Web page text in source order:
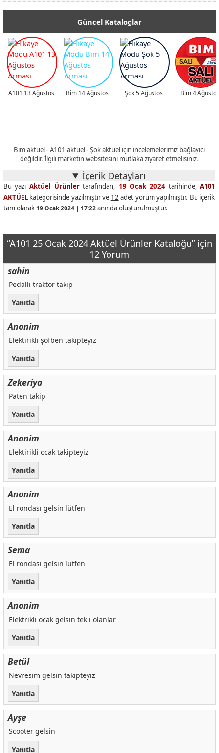
Güncel Kataloglar
A101 13 Ağustos Bim 14 Ağustos Şok 5 Ağustos Bim 4 Ağustos
Bim aktüel - A101 aktüel - Şok aktüel için incelemelerimiz bağlayıcı
değildir. İlgili marketin websitesini mutlaka ziyaret etmelisiniz.
İçerik Detayları
Bu yazı Aktüel Ürünlertarafından, 19 Ocak 2024tarihinde,A101
AKTÜELkategorisinde yazılmıştır ve 12 adet yorum yapılmıştır. Bu içerik
tam olarak 19 Ocak 2024 | 17:22anında oluşturulmuştur.
“A101 25 Ocak 2024 Aktüel Ürünler Kataloğu” için
12 Yorum
sahin
Pedalli traktor takip
Yanıtla
Anonim
Elektirikli şofben takipteyiz
Yanıtla
Zekeriya
Paten takip
Yanıtla
Anonim
Elektirikli ocak takipteyiz
Yanıtla
Anonim
El rondası gelsin lütfen
Yanıtla
Sema
El rondası gelsin lütfen
Yanıtla
Anonim
Elektrikli ocak gelsin tekli olanlar
Yanıtla
Betül
Nevresim gelsin takipteyiz
Yanıtla
Ayşe
Scooter gelsin
Yanıtla